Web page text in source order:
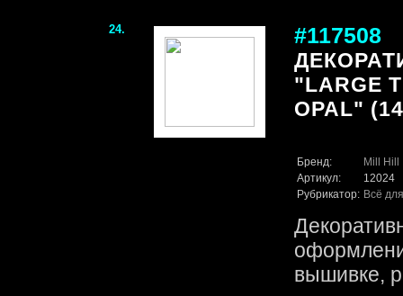
24. #117508
"LARGE
OPAL"
Бренд:
Mill Hill
Артикул:
12024
Рубрикатор: Всё
вышивке,